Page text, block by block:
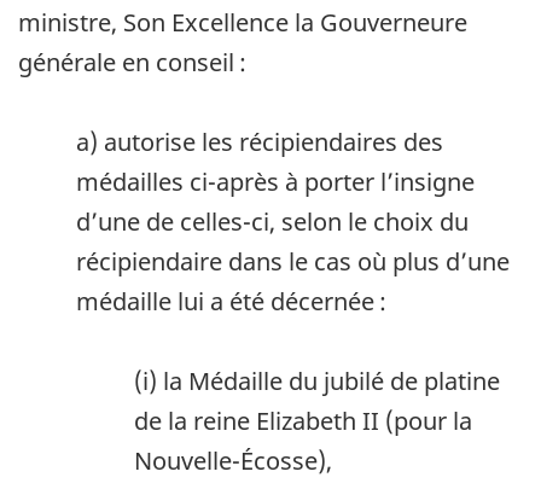
ministre, Son Excellence la Gouverneure
générale en conseil :
a) autorise les récipiendaires des
médailles ci-après à porter l’insigne
d’une de celles-ci, selon le choix du
récipiendaire dans le cas où plus d’une
médaille lui a été décernée :
(i) la Médaille du jubilé de platine
de la reine Elizabeth II (pour la
Nouvelle-Écosse),